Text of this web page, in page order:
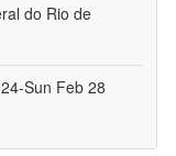
do Rio de
Sun Feb 28